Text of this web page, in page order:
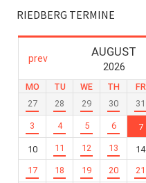
RIEDBERG TERMINE